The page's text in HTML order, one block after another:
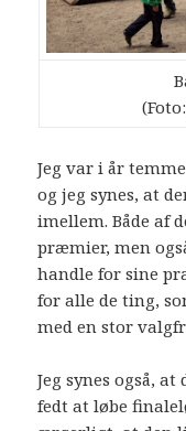
Jeg var i år
og jeg synes, at
imellem. Både af
præmier, men
handle for sine
for alle de ting,
med en stor
Jeg synes også,
fedt at løbe